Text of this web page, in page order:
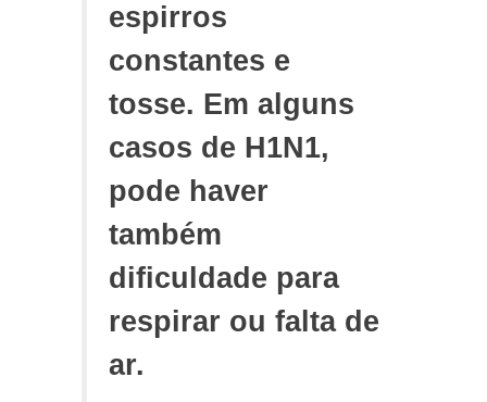
espirros
constantes e
tosse. Em alguns
casos de H1N1,
pode haver
também
dificuldade para
respirar ou falta de
ar.